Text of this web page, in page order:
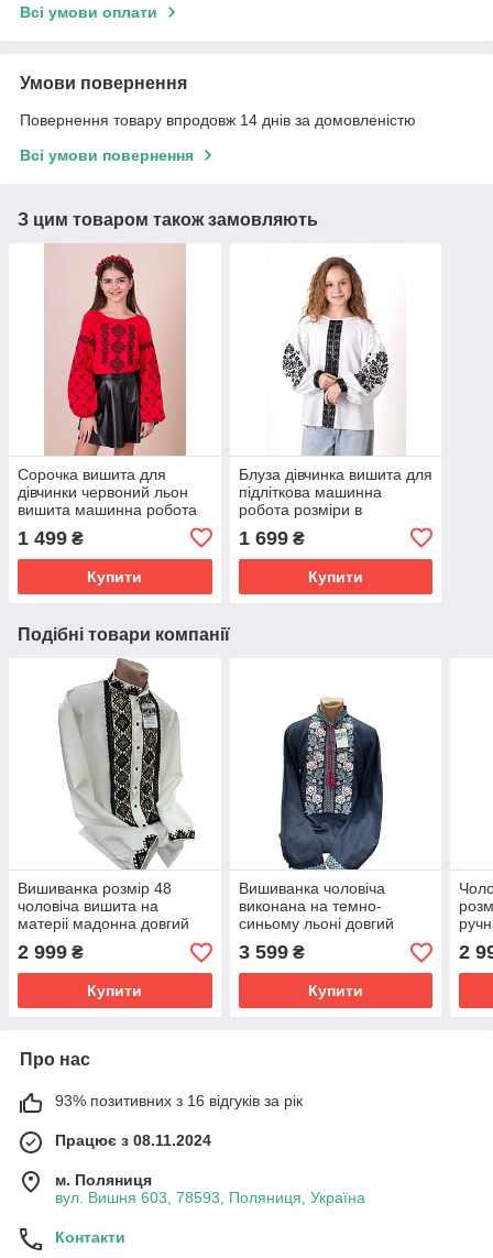
Всі умови оплати
Умови повернення
Повернення товару впродовж 14 днів за домовленістю
Всі умови повернення
З цим товаром також замовляють
Сорочка вишита для
дівчинки червоний льон
вишита машинна робота
1 499 ₴
Купити
Блуза дівчинка вишита для
підліткова машинна
робота розміри в
наявності від 146 до 164
1 699₴
Купити
Подібні товари компанії
Вишиванка розмір 48
чоловіча вишита на
матеріі мадонна довгий
рукав машинна робота
2 999 ₴
Купити
Вишиванка чоловіча
виконана на темно-
синьому льоні довгий
рукав машинна робота
розмір 46.58
3 599₴
Купити
2
Про нас
93% позитивних з 16 відгуків за рік
Працює з 08.11.2024
м. Поляниця
вул. Вишня 603, 78593, Поляниця, Україна
Контакти